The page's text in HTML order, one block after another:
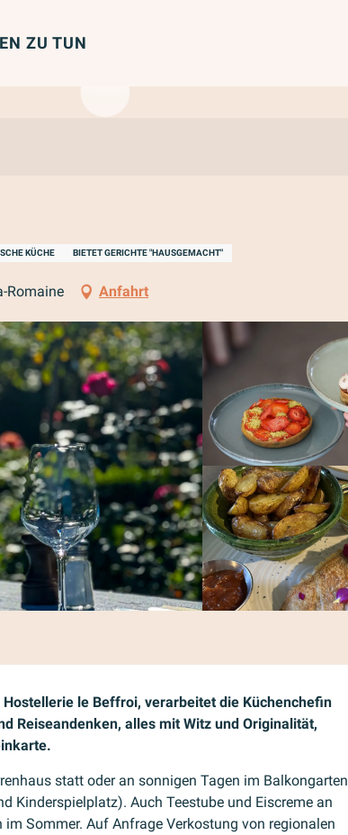
ZU TUN
KÜCHE BIETET GERICHTE "HAUSGEMACHT"
Romaine Anfahrt
le Beffroi, verarbeitet die Küchenchefin
Reiseandenken, alles mit Witz und Originalität,
statt oder an sonnigen Tagen im Balkongarten
Kinderspielplatz). Auch Teestube und Eiscreme an
Sommer. Auf Anfrage Verkostung von regionalen